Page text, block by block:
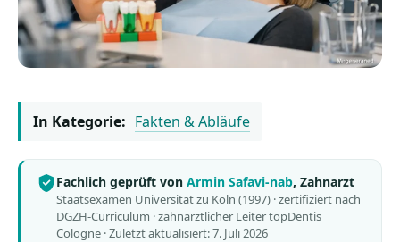
In Kategorie: Fakten & Abläufe
Fachlich geprüft von Armin Safavi-nab, Zahnarzt
Staatsexamen Universität zu Köln (1997) · zertifiziert nach
DGZH-Curriculum · zahnärztlicher Leiter topDentis
Cologne ·Zuletzt aktualisiert: 7. Juli 2026